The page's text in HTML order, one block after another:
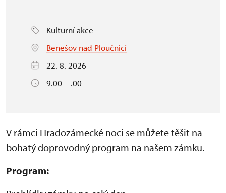
Kulturní akce
Benešov nad Ploučnicí
22. 8. 2026
9.00 – .00
V rámci Hradozámecké noci se můžete těšit na
bohatý doprovodný program na našem zámku.
Program: